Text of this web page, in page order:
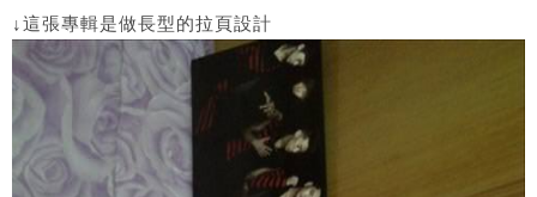
↓這張專輯是做長型的拉頁設計